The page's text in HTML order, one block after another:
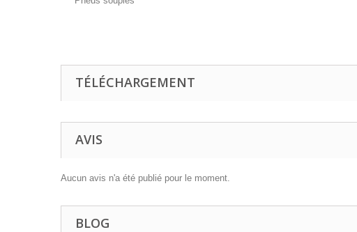
TÉLÉCHARGEMENT
AVIS
Aucun avis n'a été publié pour le moment.
BLOG